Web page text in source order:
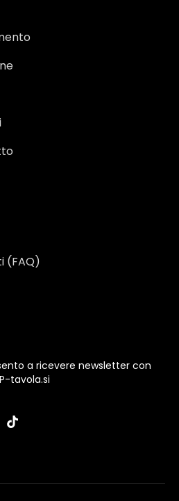
(FAQ)
a ricevere newsletter con
tavola.si